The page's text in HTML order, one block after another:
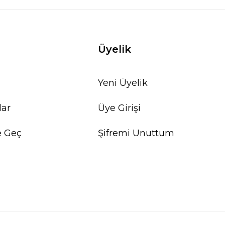
Geç
Üyelik
Yeni Üyelik
Üye Girişi
Şifremi Unuttum